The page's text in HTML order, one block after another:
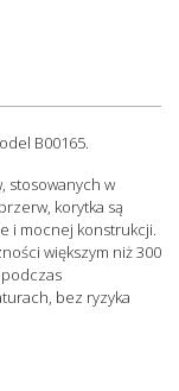
B00165.
stosowanych w
korytka są
i mocnej konstrukcji.
większym niż 300
bez ryzyka